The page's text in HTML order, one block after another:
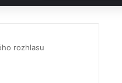
rozhlasu